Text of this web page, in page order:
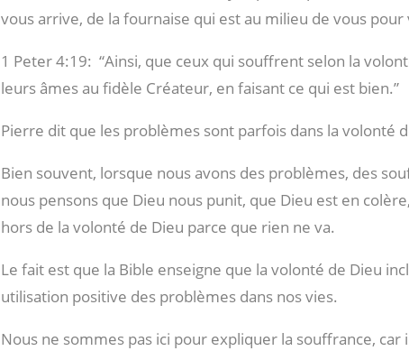
vous arrive, de la fournaise qui est au milieu de vous pour
1 Peter 4:19: “Ainsi, que ceux qui souffrent selon la
leurs âmes au fidèle Créateur, en faisant ce qui est bien.”
Pierre dit que les problèmes sont parfois dans la volonté
Bien souvent, lorsque nous avons des problèmes, des
nous pensons que Dieu nous punit, que Dieu est en
hors de la volonté de Dieu parce que rien ne va.
Le fait est que la Bible enseigne que la volonté de Dieu
utilisation positive des problèmes dans nos vies.
Nous ne sommes pas ici pour expliquer la souffrance, car